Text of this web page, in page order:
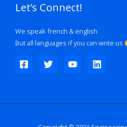
Let’s Connect!
We speak french & english
But all languages if you can write us